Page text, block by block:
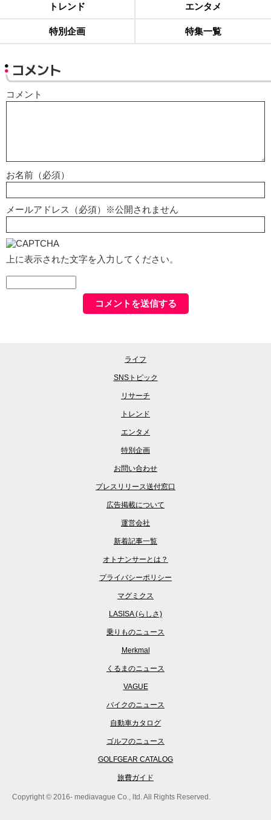
トレンド エンタメ
特別企画 特集一覧
コメント
コメント
お名前（必須）
メールアドレス（必須）※公開されません
上に表示された文字を入力してください。
ライフ
SNSトピック
リサーチ
トレンド
エンタメ
特別企画
お問い合わせ
プレスリリース送付窓口
広告掲載について
運営会社
新着記事一覧
オトナンサーとは？
プライバシーポリシー
マグミクス
LASISA (らしさ)
乗りものニュース
Merkmal
くるまのニュース
VAGUE
バイクのニュース
自動車カタログ
ゴルフのニュース
GOLFGEAR CATALOG
旅費ガイド
Copyright © 2016- mediavague Co., ltd. All Rights Reserved.